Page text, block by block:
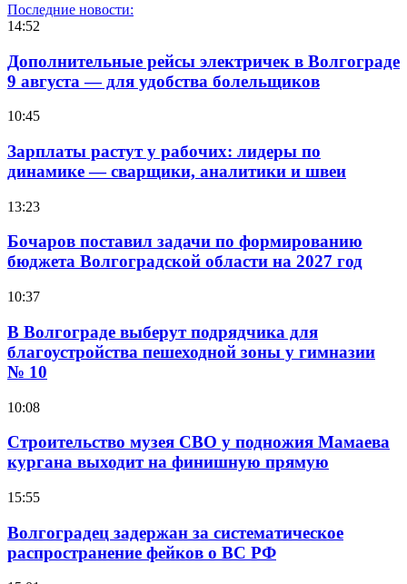
Последние новости:
14:52
Дополнительные рейсы электричек в Волгограде
9 августа — для удобства болельщиков
10:45
Зарплаты растут у рабочих: лидеры по
динамике — сварщики, аналитики и швеи
13:23
Бочаров поставил задачи по формированию
бюджета Волгоградской области на 2027 год
10:37
В Волгограде выберут подрядчика для
благоустройства пешеходной зоны у гимназии
№ 10
10:08
Строительство музея СВО у подножия Мамаева
кургана выходит на финишную прямую
15:55
Волгоградец задержан за систематическое
распространение фейков о ВС РФ